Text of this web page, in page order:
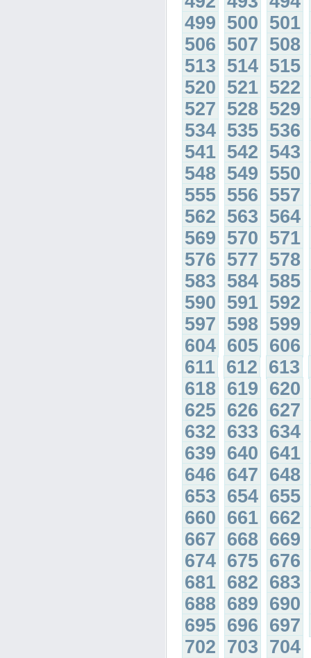
499 500 501
506 507 508
513 514 515
520 521 522
527 528 529
534 535 536
541 542 543
548 549 550
555 556 557
562 563 564
569 570 571
576 577 578
583 584 585
590 591 592
597 598 599
604 605 606
611 612 613
618 619 620
625 626 627
632 633 634
639 640 641
646 647 648
653 654 655
660 661 662
667 668 669
674 675 676
681 682 683
688 689 690
695 696 697
702 703 704